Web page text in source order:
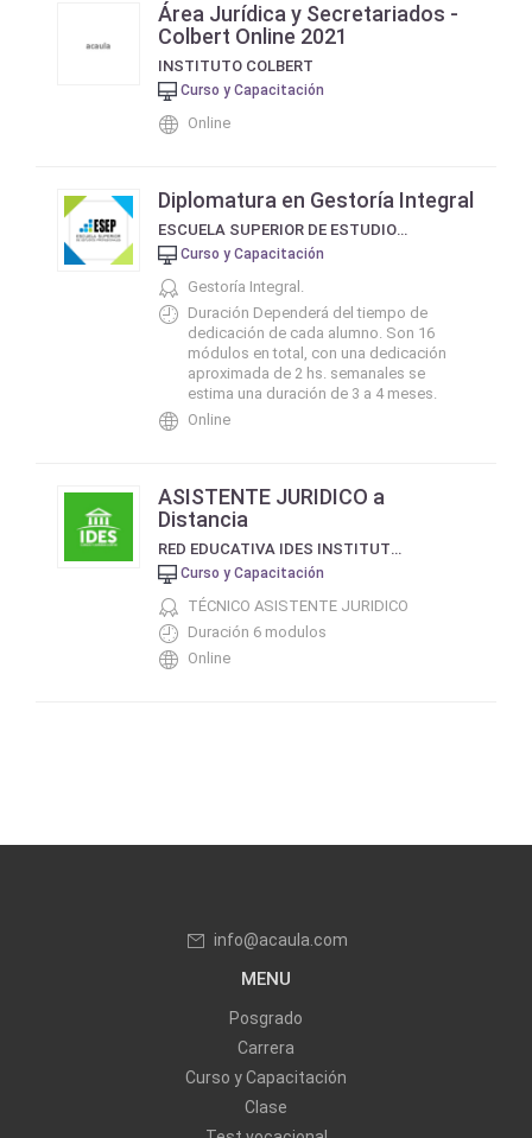
Área Jurídica y Secretariados -
Colbert Online 2021
INSTITUTO COLBERT
Curso y Capacitación
Online
Diplomatura en Gestoría Integral
ESCUELA SUPERIOR DE ESTUDIOS PROFESIONALES - ESEP
Curso y Capacitación
Gestoría Integral.
Duración Dependerá del tiempo de
dedicación de cada alumno. Son 16
módulos en total, con una dedicación
aproximada de 2 hs. semanales se
estima una duración de 3 a 4 meses.
Online
ASISTENTE JURIDICO a
Distancia
RED EDUCATIVA IDES INSTITUTO DE ESTUDIOS SOCIALES DE BUENOS AIRES
Curso y Capacitación
TÉCNICO ASISTENTE JURIDICO
Duración 6 modulos
Online
info@acaula.com
MENU
Posgrado
Carrera
Curso y Capacitación
Clase